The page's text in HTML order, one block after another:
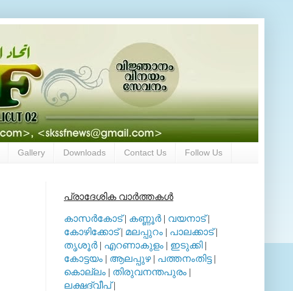
Gallery Downloads Contact Us Follow Us
പ്രാദേശിക വാര്‍ത്തകള്‍
കാസര്‍കോട്| കണ്ണൂര്‍| വയനാട്|
കോഴിക്കോട്| മലപ്പുറം | പാലക്കാട്|
തൃശൂര്‍| എറണാകുളം | ഇടുക്കി|
കോട്ടയം | ആലപ്പുഴ| പത്തനംതിട്ട|
കൊല്ലം | തിരുവനന്തപുരം |
ലക്ഷദ്വീപ്|